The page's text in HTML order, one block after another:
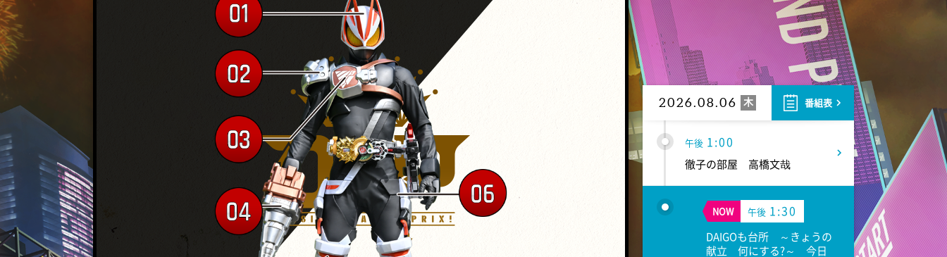
2026.08.06 木 番組表
午前 10:40
大下容子ワイド!スクランブル
午後 1:00
徹子の部屋 高橋文哉
NOW 午後 1:30
DAIGOも台所 ～きょうの
献立 何にする?～ 今日